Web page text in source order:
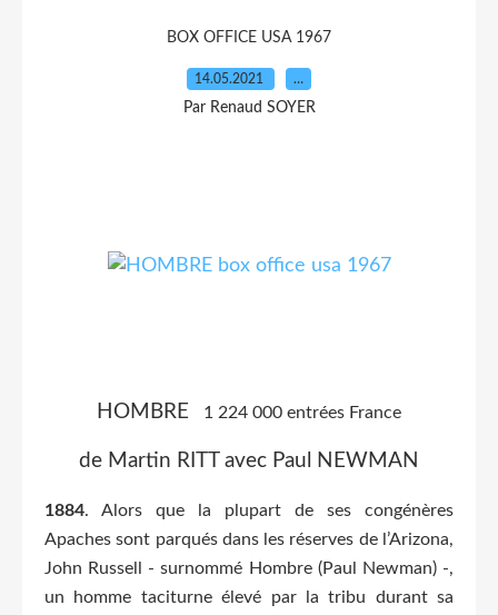
BOX OFFICE USA 1967
14.05.2021 …
Par Renaud SOYER
HOMBRE 1 224 000 entrées France
de Martin RITT avec Paul NEWMAN
1884. Alors que la plupart de ses congénères
Apaches sont parqués dans les réserves de l’Arizona,
John Russell - surnommé Hombre (Paul Newman) -,
un homme taciturne élevé par la tribu durant sa